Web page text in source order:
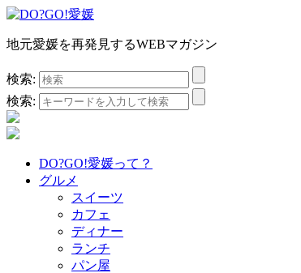
地元愛媛を再発見するWEBマガジン
検索:
検索:
DO?GO!愛媛って？
グルメ
スイーツ
カフェ
ディナー
ランチ
パン屋